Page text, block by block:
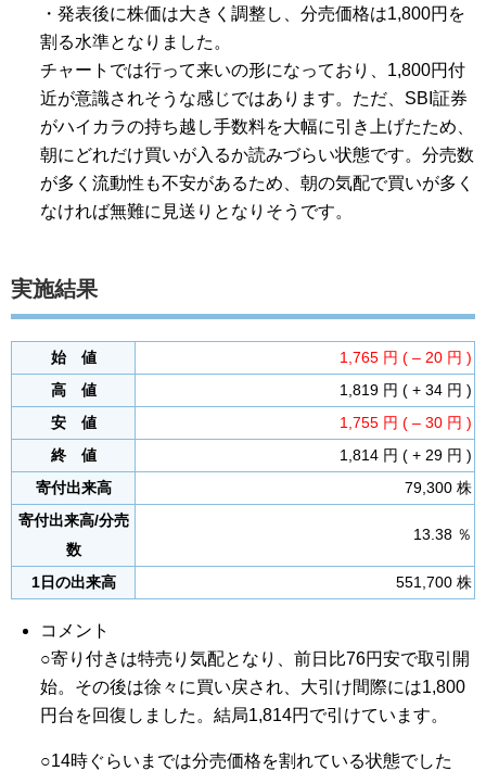
・発表後に株価は大きく調整し、分売価格は1,800円を
割る水準となりました。
チャートでは行って来いの形になっており、1,800円付
近が意識されそうな感じではあります。ただ、SBI証券
がハイカラの持ち越し手数料を大幅に引き上げたため、
朝にどれだけ買いが入るか読みづらい状態です。分売数
が多く流動性も不安があるため、朝の気配で買いが多く
なければ無難に見送りとなりそうです。
実施結果
始 値
1,765 円 ( – 20 円 )
高 値
1,819 円 ( + 34 円 )
安 値
1,755 円 ( – 30 円 )
終 値
1,814 円 ( + 29 円 )
寄付出来高
79,300 株
寄付出来高/分売
数
13.38 ％
1日の出来高 551,700 株
コメント
○寄り付きは特売り気配となり、前日比76円安で取引開
始。その後は徐々に買い戻され、大引け間際には1,800
円台を回復しました。結局1,814円で引けています。
○14時ぐらいまでは分売価格を割れている状態でした